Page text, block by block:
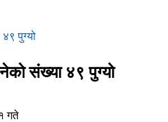
४९ पुग्यो
संख्या ४९ पुग्यो
गते